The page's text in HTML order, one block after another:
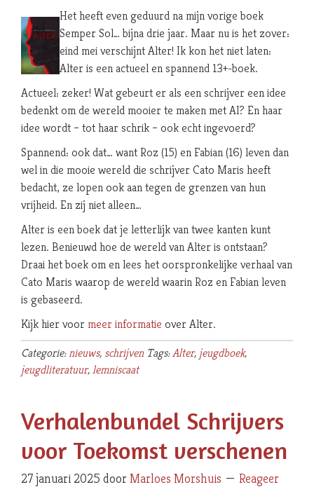
Het heeft even geduurd na mijn vorige boek
Semper Sol… bijna drie jaar. Maar nu is het zover:
eind mei verschijnt Alter! Ik kon het niet laten:
Alter is een actueel en spannend 13+-boek.
Actueel: zeker! Wat gebeurt er als een schrijver een idee
bedenkt om de wereld mooier te maken met AI? En haar
idee wordt – tot haar schrik – ook echt ingevoerd?
Spannend: ook dat… want Roz (15) en Fabian (16) leven dan
wel in die mooie wereld die schrijver Cato Maris heeft
bedacht, ze lopen ook aan tegen de grenzen van hun
vrijheid. En zij niet alleen…
Alter is een boek dat je letterlijk van twee kanten kunt
lezen. Benieuwd hoe de wereld van Alter is ontstaan?
Draai het boek om en lees het oorspronkelijke verhaal van
Cato Maris waarop de wereld waarin Roz en Fabian leven
is gebaseerd.
Kijk hier voor meer informatie over Alter.
Categorie:nieuws, schrijven Tags:Alter, jeugdboek,
jeugdliteratuur,lemniscaat
Verhalenbundel Schrijvers
voor Toekomst verschenen
27 januari 2025 doorMarloes Morshuis Reageer